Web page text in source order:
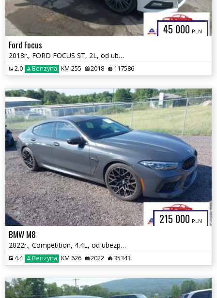
45 000 PLN
Ford Focus
2018r., FORD FOCUS ST, 2L, od ubezpieczalni
2.0 Benzyna KM 255 2018 117586
215 000 PLN
BMW M8
2022r., Competition, 4.4L, od ubezpieczalni
4.4 Benzyna KM 626 2022 35343